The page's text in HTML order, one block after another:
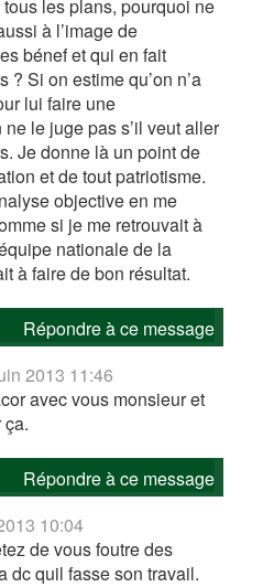
les plans, pourquoi ne
à l’image de
bénef et qui en fait
? Si on estime qu’on n’a
lui faire une
ne le juge pas s’il veut aller
Je donne là un point de
et de tout patriotisme.
objective en me
si je me retrouvait à
nationale de la
à faire de bon résultat.
Répondre à ce message
2013 11:46
avec vous monsieur et
Répondre à ce message
10:04
de vous foutre des
dc quil fasse son travail.